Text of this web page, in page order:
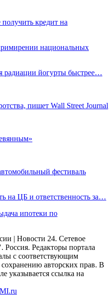
кредит на
национальных
радиации йогурты быстрее…
пишет Wall Street Journal
фестиваль
на ЦБ и ответственность за…
ипотеки по
| Новости 24. Сетевое
Россия. Редакторы портала
с соответствующим
авторских прав. В
указывается ссылка на